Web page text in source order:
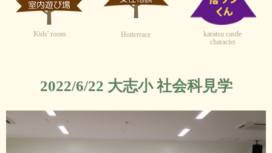
Kids' room Hotterrace
karatsu castle
character
2022/6/22 大志小 社会科見学